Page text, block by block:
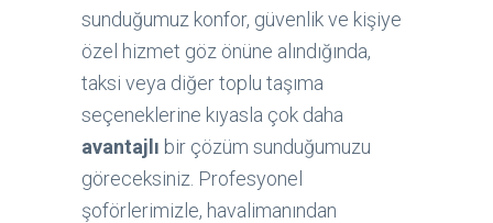
sunduğumuz konfor, güvenlik ve kişiye
özel hizmet göz önüne alındığında,
taksi veya diğer toplu taşıma
seçeneklerine kıyasla çok daha
avantajlı bir çözüm sunduğumuzu
göreceksiniz. Profesyonel
şoförlerimizle, havalimanından